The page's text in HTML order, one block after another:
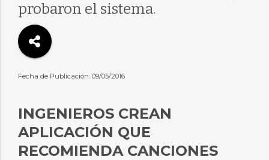
probaron el sistema.
Fecha de Publicación: 09/05/2016
INGENIEROS CREAN
APLICACIÓN QUE
RECOMIENDA CANCIONES